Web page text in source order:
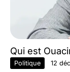
Qui est
Politique 12